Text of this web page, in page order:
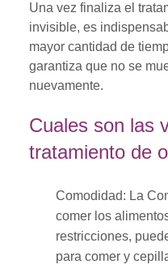
Una vez finaliza el
invisible, es
mayor cantidad de
garantiza que no se
nuevamente.
Cuales son las
tratamiento de
Comodidad: La
comer los
restricciones,
para comer y